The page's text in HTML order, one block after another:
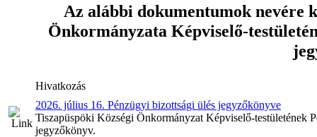
Az alábbi dokumentumok nevére
Önkormányzata Képviselő-
Hivatkozás
2026. július 16. Pénzügyi bizottsági ülés jegyzőkönyve
Tiszapüspöki Községi Önkormányzat Képviselő-testületének
jegyzőkönyv.